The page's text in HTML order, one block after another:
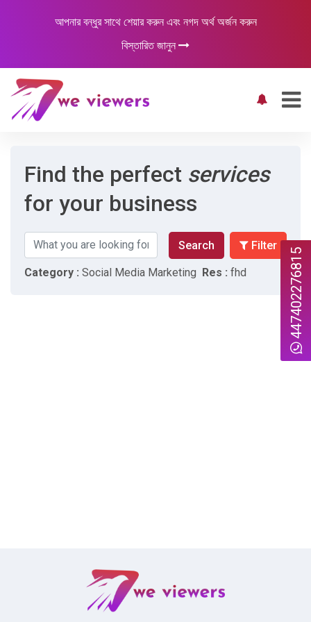
আপনার বন্ধুর সাথে শেয়ার করুন এবং নগদ অর্থ অর্জন করুন
বিস্তারিত জানুন
Find the perfect services
for your business
Search Filter
Category : Social Media Marketing Res : fhd 447402276815